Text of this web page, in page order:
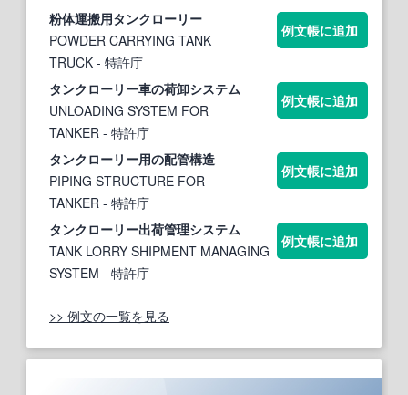
粉体運搬用タンクローリー
POWDER CARRYING TANK
TRUCK - 特許庁
例文帳に追加
タンクローリー車の荷卸システム
UNLOADING SYSTEM FOR
TANKER - 特許庁
例文帳に追加
タンクローリー用の配管構造
PIPING STRUCTURE FOR
TANKER - 特許庁
例文帳に追加
タンクローリー出荷管理システム
TANK LORRY SHIPMENT MANAGING
SYSTEM - 特許庁
例文帳に追加
>> 例文の一覧を見る